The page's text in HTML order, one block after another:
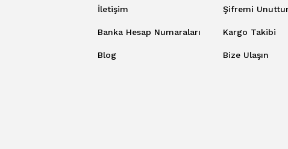
İletişim
Banka Hesap Numaraları
Blog
Şifremi
Kargo Takibi
Bize Ulaşın